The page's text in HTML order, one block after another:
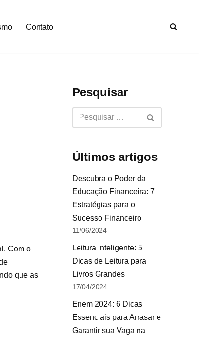
Contato
Com o
que as
Pesquisar
Últimos artigos
Descubra o Poder da
Educação Financeira: 7
Estratégias para o
Sucesso Financeiro
11/06/2024
Leitura Inteligente: 5
Dicas de Leitura para
Livros Grandes
17/04/2024
Enem 2024: 6 Dicas
Essenciais para Arrasar e
Garantir sua Vaga na